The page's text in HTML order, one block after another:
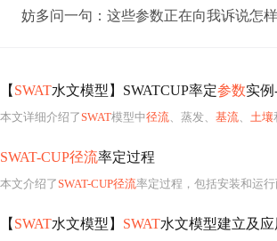
妨多问一句：这些参数正在向我诉说怎
【 SWAT水文模型】SWATCUP率定参数实
本文详细介绍了SWAT模型中径流、蒸发、 基流、 土壤
SWAT-CUP径流率定过程
本文介绍了SWAT-CUP径流率定过程，包括安装和运
【 SWAT水文模型】 SWAT水文模型建立及应